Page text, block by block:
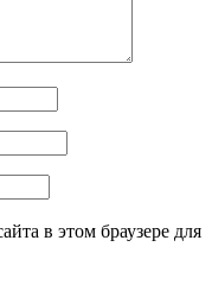
в этом браузере для